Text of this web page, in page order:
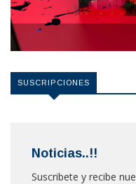
SUSCRIPCIONES
Noticias..!!
Suscribete y recibe